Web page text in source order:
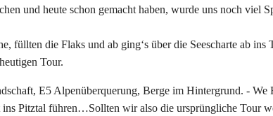
und heute schon gemacht haben, wurde uns noch viel
füllten die Flaks und ab ging‘s über die Seescharte ab
Tour.
Pitztal führen…Sollten wir also die ursprüngliche Tour